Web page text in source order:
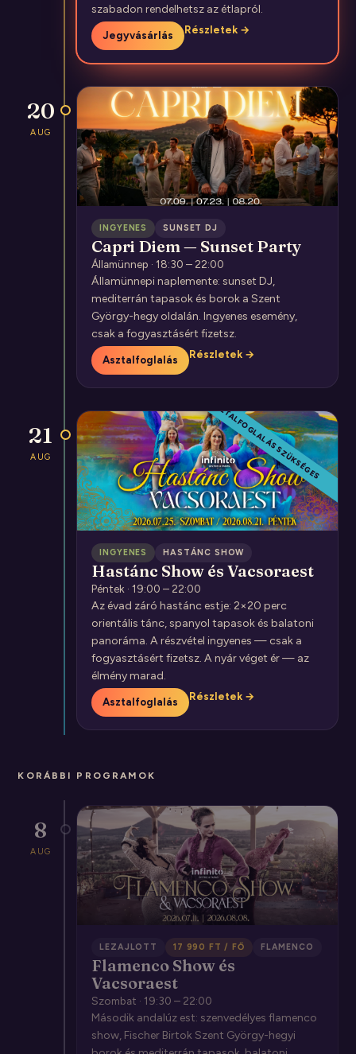
szabadon rendelhetsz az étlapról.
Jegyvásárlás Részletek →
20
AUG
INGYENES SUNSET DJ
Capri Diem — Sunset Party
Államünnep · 18:30 – 22:00
Államünnepi naplemente: sunset DJ,
mediterrán tapasok és borok a Szent
György-hegy oldalán. Ingyenes esemény,
csak a fogyasztásért fizetsz.
Asztalfoglalás Részletek →
21
AUG CSAK ASZTALFOGLALÁS SZÜKSÉGES
INGYENES HASTÁNC SHOW
Hastánc Show és Vacsoraest
Péntek · 19:00 – 22:00
Az évad záró hastánc estje: 2×20 perc
orientális tánc, spanyol tapasok és balatoni
panoráma. A részvétel ingyenes — csak a
fogyasztásért fizetsz. A nyár véget ér — az
élmény marad.
Asztalfoglalás Részletek →
KORÁBBI PROGRAMOK
8
AUG
LEZAJLOTT 17 990 FT / FŐ FLAMENCO
Flamenco Show és
Vacsoraest
Szombat · 19:30 – 22:00
Második andalúz est: szenvedélyes flamenco
show, Fischer Birtok Szent György-hegyi